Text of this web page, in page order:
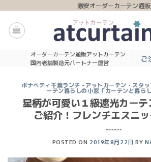
content
激安オーダーカーテン通販
オーダーカーテン通販アットカーテン
国内老舗製造元パートナー運営
ご
ボナペティ千葉ランチ -アットカーテン・スタ
ーテン暮らしの小窓「カーテンと暮ら
星柄が可愛い１級遮光カーテ
ご紹介！フレンチエスニ
POSTED ON 2019年8月22日 BY